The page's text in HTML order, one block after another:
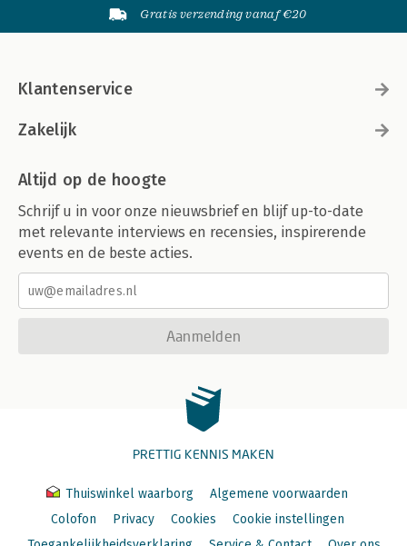
Gratis verzending vanaf €20
Klantenservice
Zakelijk
Altijd op de hoogte
Schrijf u in voor onze nieuwsbrief en blijf up-to-date
met relevante interviews en recensies, inspirerende
events en de beste acties.
Aanmelden
PRETTIG KENNIS MAKEN
Thuiswinkel waarborg
Algemene voorwaarden
Colofon
Privacy Cookies
Cookie instellingen